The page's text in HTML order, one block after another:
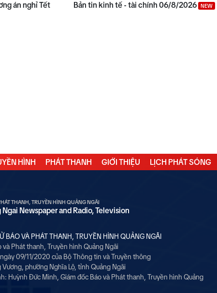
án nghỉ Tết
Bản tin kinh tế - tài chính 06/8/2026 NEW
HÌNH PHÁT THANH GIỚI THIỆU LỊCH PHÁT SÓNG
THANH, TRUYỀN HÌNH QUẢNG NGÃI
Ngai Newspaper and Radio, Television
BÁO VÀ PHÁT THANH, TRUYỀN HÌNH QUẢNG NGÃI
Phát thanh, Truyền hình Quảng Ngãi
09/11/2020 của Bộ Thông tin và Truyền thông
phường Nghĩa Lộ, tỉnh Quảng Ngãi
Huỳnh Đức Minh, Giám đốc Báo và Phát thanh, Truyền hình Quảng